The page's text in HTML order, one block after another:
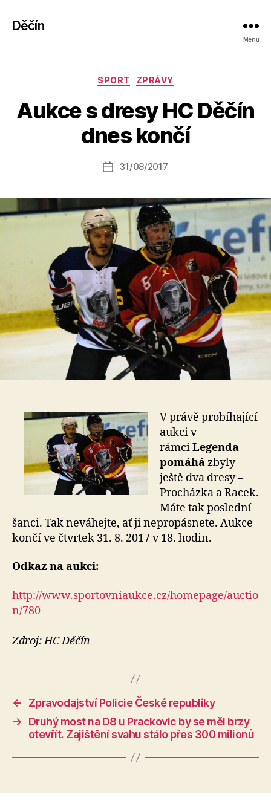
Děčín
Menu
Rubriky
SPORT ZPRÁVY
Aukce s dresy HC Děčín
dnes končí
Autor
příspěvku
u
o
a
s
o
Datum
31/08/2017
V právě probíhající
aukci v
rámciLegenda
pomáházbyly
ještě dva dresy –
Procházka a Racek.
Máte tak poslední
šanci. Tak neváhejte, ať ji nepropásnete. Aukce
končí ve čtvrtek 31. 8. 2017 v 18. hodin.
Odkaz na aukci:
http://www.sportovniaukce.cz/homepage/auctio
n/780
Zdroj: HC Děčín
←
Zpravodajství Policie České republiky
→
Druhý most na D8 u Prackovic by se měl brzy
otevřít. Zajištění svahu stálo přes 300 milionů